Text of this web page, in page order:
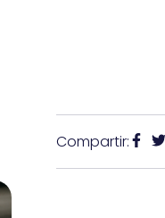
Compartir: